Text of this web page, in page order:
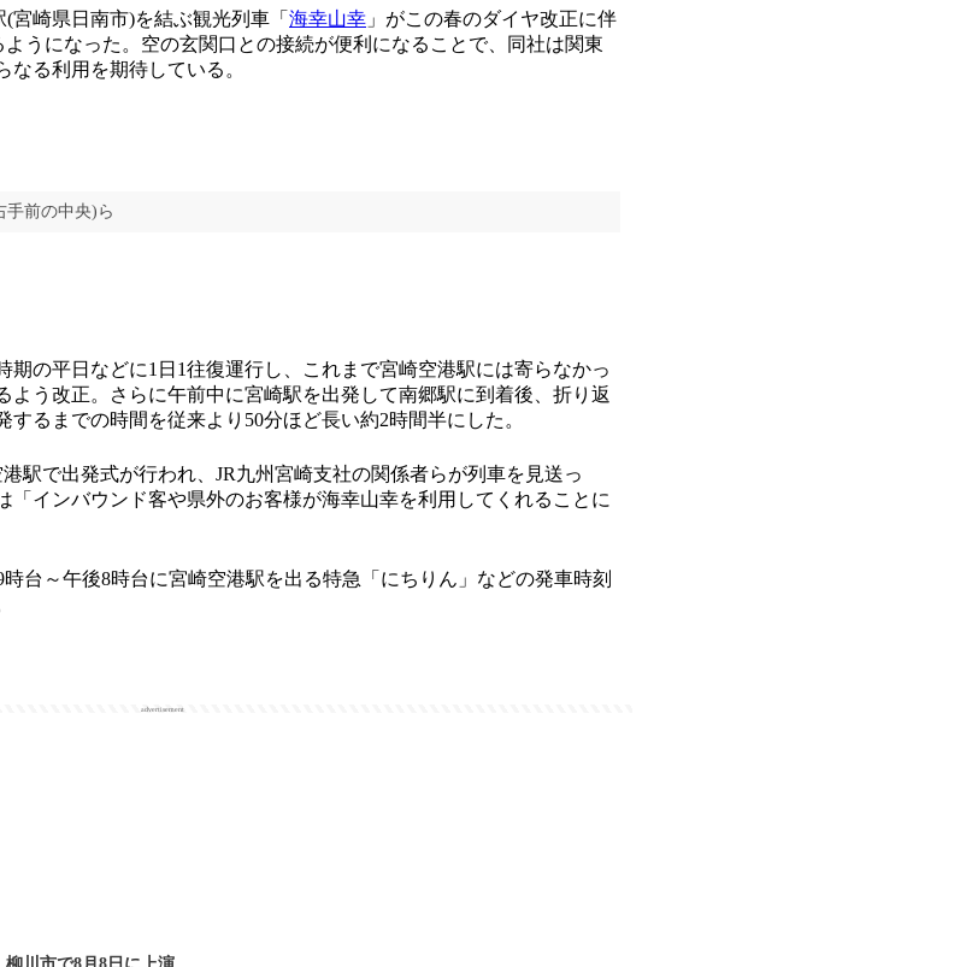
崎県日南市)を結ぶ観光列車「 海幸山幸 」がこの春のダイヤ改正に伴
うになった。空の玄関口との接続が便利になることで、同社は関東
る利用を期待している。
手前の中央)ら
の平日などに1日1往復運行し、これまで宮崎空港駅には寄らなかっ
よう改正。さらに午前中に宮崎駅を出発して南郷駅に到着後、折り返
するまでの時間を従来より50分ほど長い約2時間半にした。
駅で出発式が行われ、JR九州宮崎支社の関係者らが列車を見送っ
「インバウンド客や県外のお客様が海幸山幸を利用してくれることに
台～午後8時台に宮崎空港駅を出る特急「にちりん」などの発車時刻
advertisement